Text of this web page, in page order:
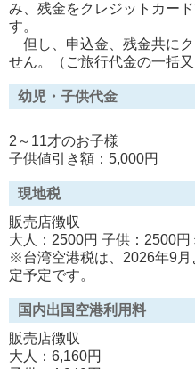
み、残金をクレジットカー
す。
但し、申込金、残金共に
せん。（ご旅行代金の一括
幼児・子供代金
2～11才のお子様
子供値引き額：5,000円
現地税
販売店徴収
大人：2500円 子供：2500円
※台湾空港税は、2026年9月
定予定です。
国内出国空港利用料
販売店徴収
大人：6,160円